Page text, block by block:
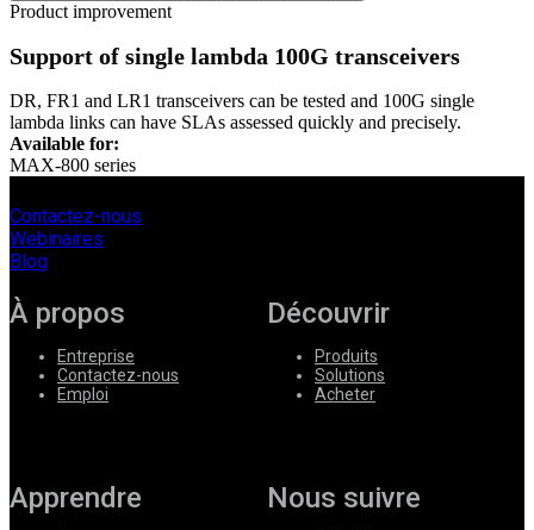
Product improvement
Support of single lambda 100G transceivers
DR, FR1 and LR1 transceivers can be tested and 100G single
lambda links can have SLAs assessed quickly and precisely.
Available for:
MAX-800 series
Contactez-nous
Webinaires
Blog
À propos
Entreprise
Contactez-nous
Emploi
Découvrir
Produits
Solutions
Acheter
Apprendre Nous suivre